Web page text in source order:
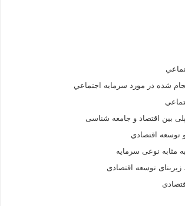
شده در مورد سرمايه اجتماعي
پلی بین اقتصاد و جامعه شناسی
توسعه اقتصادي
مثابه نوعی سرمایه
توسعه اقتصادی